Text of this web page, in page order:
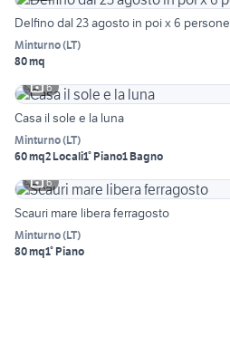
Delfino dal 23 agosto in poi x 6 persone
Minturno(LT)
80 mq
6
Casa il sole e la luna
Minturno(LT)
60 mq2 Locali1° Piano1 Bagno
6
Scauri mare libera ferragosto
Minturno(LT)
80 mq1° Piano